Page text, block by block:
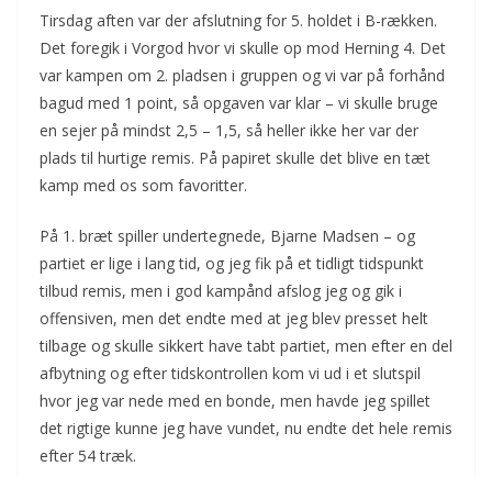
Tirsdag aften var der afslutning for 5. holdet i B-rækken.
Det foregik i Vorgod hvor vi skulle op mod Herning 4. Det
var kampen om 2. pladsen i gruppen og vi var på forhånd
bagud med 1 point, så opgaven var klar – vi skulle bruge
en sejer på mindst 2,5 – 1,5, så heller ikke her var der
plads til hurtige remis. På papiret skulle det blive en tæt
kamp med os som favoritter.
På 1. bræt spiller undertegnede, Bjarne Madsen – og
partiet er lige i lang tid, og jeg fik på et tidligt tidspunkt
tilbud remis, men i god kampånd afslog jeg og gik i
offensiven, men det endte med at jeg blev presset helt
tilbage og skulle sikkert have tabt partiet, men efter en del
afbytning og efter tidskontrollen kom vi ud i et slutspil
hvor jeg var nede med en bonde, men havde jeg spillet
det rigtige kunne jeg have vundet, nu endte det hele remis
efter 54 træk.